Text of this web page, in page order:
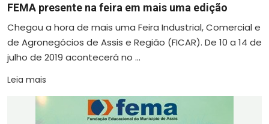
FEMA presente na feira em mais uma edição
Chegou a hora de mais uma Feira Industrial, Comercial e
de Agronegócios de Assis e Região (FICAR). De 10 a 14 de
julho de 2019 acontecerá no ...
Leia mais